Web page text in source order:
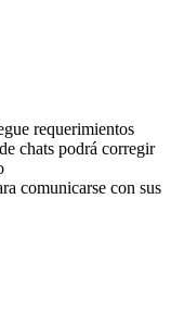
requerimientos
chats podrá corregir
comunicarse con sus